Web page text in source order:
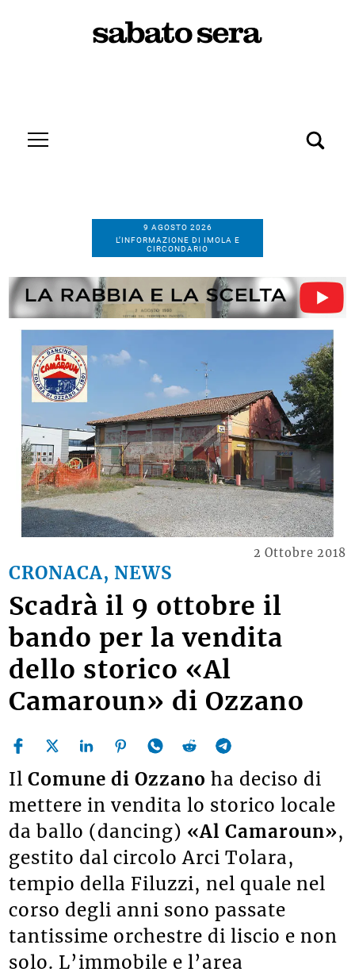
9 AGOSTO 2026
L’INFORMAZIONE DI IMOLA E
CIRCONDARIO
CRONACA, NEWS
2 Ottobre 2018
Scadrà il 9 ottobre il
bando per la vendita
dello storico «Al
Camaroun» di Ozzano
IlComune di Ozzano ha deciso di
mettere in vendita lo storico locale
da ballo (dancing) «Al Camaroun»,
gestito dal circolo Arci Tolara,
tempio della Filuzzi, nel quale nel
corso degli anni sono passate
tantissime orchestre di liscio e non
solo. L’immobile e l’area